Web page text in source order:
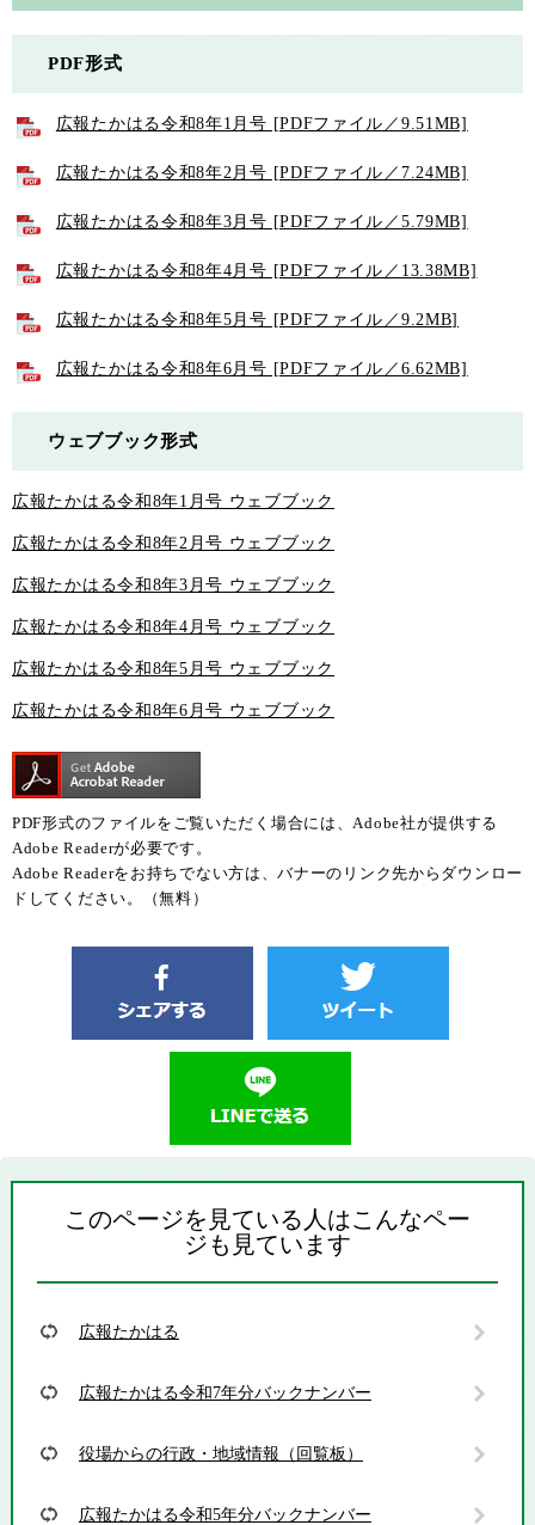
PDF形式
広報たかはる令和8年1月号 [PDFファイル／9.51MB]
広報たかはる令和8年2月号 [PDFファイル／7.24MB]
広報たかはる令和8年3月号 [PDFファイル／5.79MB]
広報たかはる令和8年4月号 [PDFファイル／13.38MB]
広報たかはる令和8年5月号 [PDFファイル／9.2MB]
広報たかはる令和8年6月号 [PDFファイル／6.62MB]
ウェブブック形式
広報たかはる令和8年1月号 ウェブブック
広報たかはる令和8年2月号 ウェブブック
広報たかはる令和8年3月号 ウェブブック
広報たかはる令和8年4月号 ウェブブック
広報たかはる令和8年5月号 ウェブブック
広報たかはる令和8年6月号 ウェブブック
PDF形式のファイルをご覧いただく場合には、Adobe社が提供する
Adobe Readerが必要です。
Adobe Readerをお持ちでない方は、バナーのリンク先からダウンロー
ドしてください。（無料）
このページを見ている人はこんなペー
ジも見ています
広報たかはる
広報たかはる令和7年分バックナンバー
役場からの行政・地域情報（回覧板）
広報たかはる令和5年分バックナンバー